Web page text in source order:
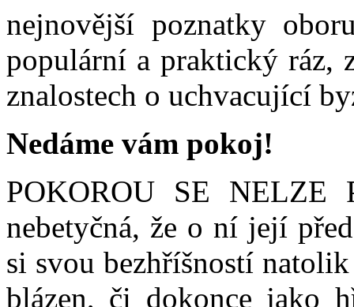
nejnovější poznatky
populární a praktický ráz,
znalostech o uchvacující
Nedáme vám pokoj!
POKOROU SE NELZE
nebetyčná, že o ní její
si svou bezhříšností
blázen, či dokonce jako